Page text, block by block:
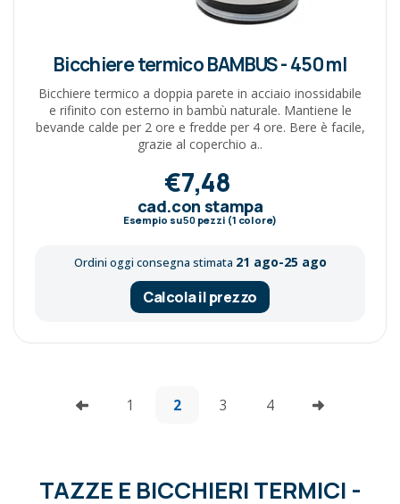
Bicchiere termico BAMBUS - 450 ml
Bicchiere termico a doppia parete in acciaio inossidabile
e rifinito con esterno in bambù naturale. Mantiene le
bevande calde per 2 ore e fredde per 4 ore. Bere è facile,
grazie al coperchio a..
€7,48
cad.con stampa
Esempio su50pezzi (1 colore)
Ordini oggi consegna stimata 21 ago-25 ago
Calcola il prezzo
1 2 3 4
TAZZE E BICCHIERI TERMICI -